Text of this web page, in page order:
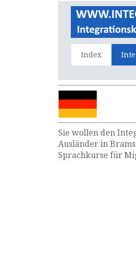
Index
Sie wollen den
Ausländer in
Sprachkurse für